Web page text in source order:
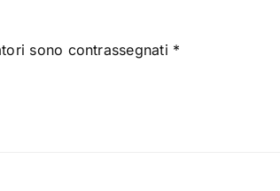
sono contrassegnati *